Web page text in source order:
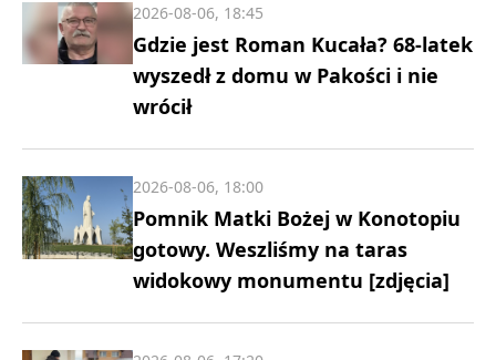
Gdzie jest Roman Kucała? 68-latek
wyszedł z domu w Pakości i nie
wrócił
2026-08-06, 18:45
Pomnik Matki Bożej w Konotopiu
gotowy. Weszliśmy na taras
widokowy monumentu [zdjęcia]
2026-08-06, 18:00